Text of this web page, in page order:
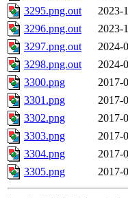
3295.png.out
2023-
3296.png.out
2023-
3297.png.out
2024-
3298.png.out
2024-
3300.png
2017-
3301.png
2017-
3302.png
2017-
3303.png
2017-
3304.png
2017-
3305.png
2017-